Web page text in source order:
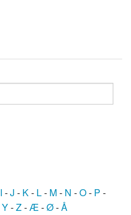
I -J - K- L- M- N -O- P -
Y-Z-Æ-Ø-Å